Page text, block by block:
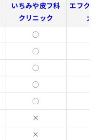
いちみや皮フ科
クリニック
エフク
大
○
○
○
○
○
×
×